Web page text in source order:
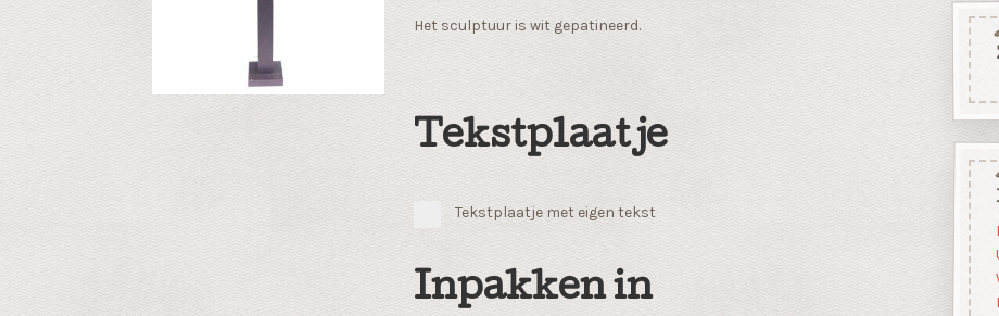
Het sculptuur is wit gepatineerd.
Tekstplaatje
Tekstplaatje met eigen tekst
Inpakken in